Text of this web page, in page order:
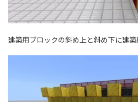
建築用ブロックの斜め上と斜め下に建築